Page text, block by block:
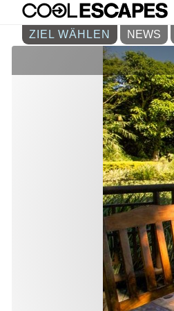
ZIEL WÄHLEN NEWS